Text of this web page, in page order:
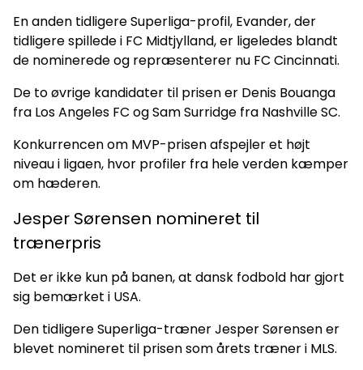
En anden tidligere Superliga-profil, Evander, der
tidligere spillede i FC Midtjylland, er ligeledes blandt
de nominerede og repræsenterer nu FC Cincinnati.
De to øvrige kandidater til prisen er Denis Bouanga
fra Los Angeles FC og Sam Surridge fra Nashville SC.
Konkurrencen om MVP-prisen afspejler et højt
niveau i ligaen, hvor profiler fra hele verden kæmper
om hæderen.
Jesper Sørensen nomineret til
trænerpris
Det er ikke kun på banen, at dansk fodbold har gjort
sig bemærket i USA.
Den tidligere Superliga-træner Jesper Sørensen er
blevet nomineret til prisen som årets træner i MLS.